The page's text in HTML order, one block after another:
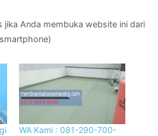
jika Anda membuka website ini dari
smartphone)
WA Kami : 081-290-700-